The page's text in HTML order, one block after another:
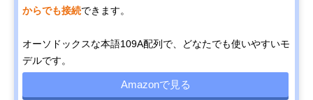
からでも接続できます。
オーソドックスな本語109A配列で、どなたでも使いやすいモ
デルです。
Amazonで見る